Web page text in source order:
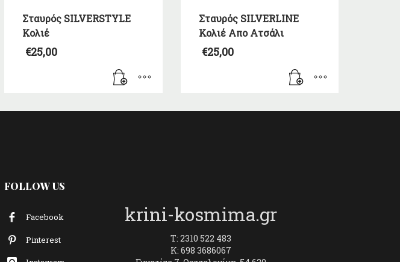
Σταυρός SILVERSTYLE
Κολιέ
€25,00
Σταυρός SILVERLINE
Κολιέ Απο Ατσάλι
€25,00
FOLLOW US
Facebook
Pinterest
krini-kosmima.gr
T: 2310 522 483
K: 698 3686067